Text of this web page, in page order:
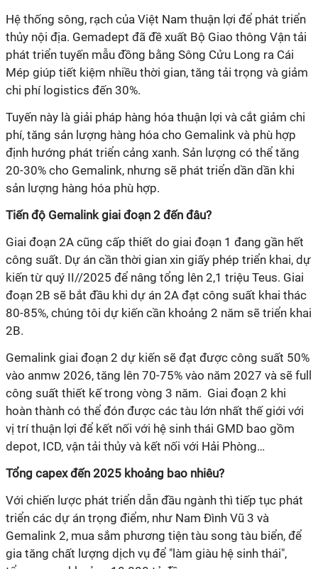
Hệ thống sông, rạch của Việt Nam thuận lợi để phát triển
thủy nội địa. Gemadept đã đề xuất Bộ Giao thông Vận tải
phát triển tuyến mẫu đồng bằng Sông Cửu Long ra Cái
Mép giúp tiết kiệm nhiều thời gian, tăng tải trọng và giảm
chi phí logistics đến 30%.
Tuyến này là giải pháp hàng hóa thuận lợi và cắt giảm chi
phí, tăng sản lượng hàng hóa cho Gemalink và phù hợp
định hướng phát triển cảng xanh. Sản lượng có thể tăng
20-30% cho Gemalink, nhưng sẽ phát triển dần dần khi
sản lượng hàng hóa phù hợp.
Tiến độ Gemalink giai đoạn 2 đến đâu?
Giai đoạn 2A cũng cấp thiết do giai đoạn 1 đang gần hết
công suất. Dự án cần thời gian xin giấy phép triển khai, dự
kiến từ quý II//2025 để nâng tổng lên 2,1 triệu Teus. Giai
đoạn 2B sẽ bắt đầu khi dự án 2A đạt công suất khai thác
80-85%, chúng tôi dự kiến cần khoảng 2 năm sẽ triển khai
2B.
Gemalink giai đoạn 2 dự kiến sẽ đạt được công suất 50%
vào anmw 2026, tăng lên 70-75% vào năm 2027 và sẽ full
công suất thiết kế trong vòng 3 năm. Giai đoạn 2 khi
hoàn thành có thể đón được các tàu lớn nhất thế giới với
vị trí thuận lợi để kết nối với hệ sinh thái GMD bao gồm
depot, ICD, vận tải thủy và kết nối với Hải Phòng…
Tổng capex đến 2025 khoảng bao nhiêu?
Với chiến lược phát triển dẫn đầu ngành thì tiếp tục phát
triển các dự án trọng điểm, như Nam Đình Vũ 3 và
Gemalink 2, mua sắm phương tiện tàu song tàu biển, để
gia tăng chất lượng dịch vụ để "làm giàu hệ sinh thái",